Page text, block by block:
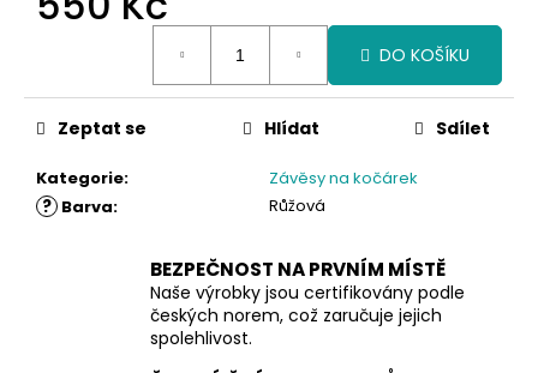
DO KOŠÍKU
Kategorie: Závěsy na kočárek
? Barva: Růžová
Zeptat se Hlídat Sdílet
BEZPEČNOST NA PRVNÍM MÍSTĚ
Naše výrobky jsou certifikovány podle
českých norem, což zaručuje jejich
spolehlivost.